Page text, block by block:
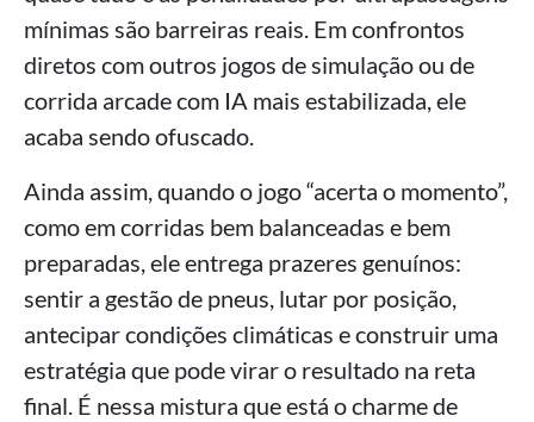
mínimas são barreiras reais. Em confrontos
diretos com outros jogos de simulação ou de
corrida arcade com IA mais estabilizada, ele
acaba sendo ofuscado.
Ainda assim, quando o jogo “acerta o momento”,
como em corridas bem balanceadas e bem
preparadas, ele entrega prazeres genuínos:
sentir a gestão de pneus, lutar por posição,
antecipar condições climáticas e construir uma
estratégia que pode virar o resultado na reta
final. É nessa mistura que está o charme de